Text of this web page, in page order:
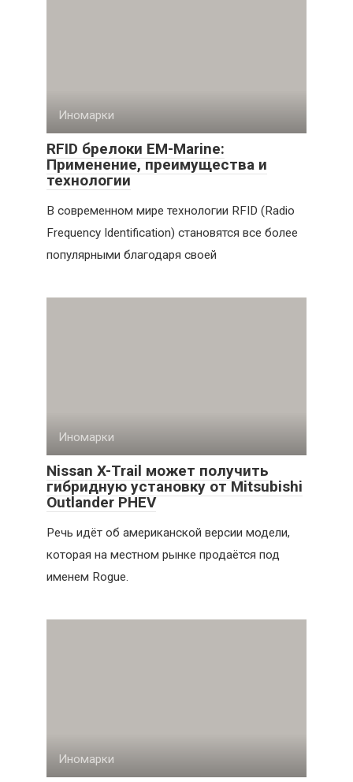
Иномарки
RFID брелоки EM-Marine:
Применение, преимущества и
технологии
В современном мире технологии RFID (Radio
Frequency Identification) становятся все более
популярными благодаря своей
Иномарки
Nissan X-Trail может получить
гибридную установку от Mitsubishi
Outlander PHEV
Речь идёт об американской версии модели,
которая на местном рынке продаётся под
именем Rogue.
Иномарки